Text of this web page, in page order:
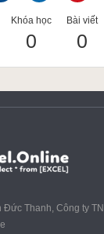
Khóa học
0
Bài viết
0
Đức Thanh, Công ty